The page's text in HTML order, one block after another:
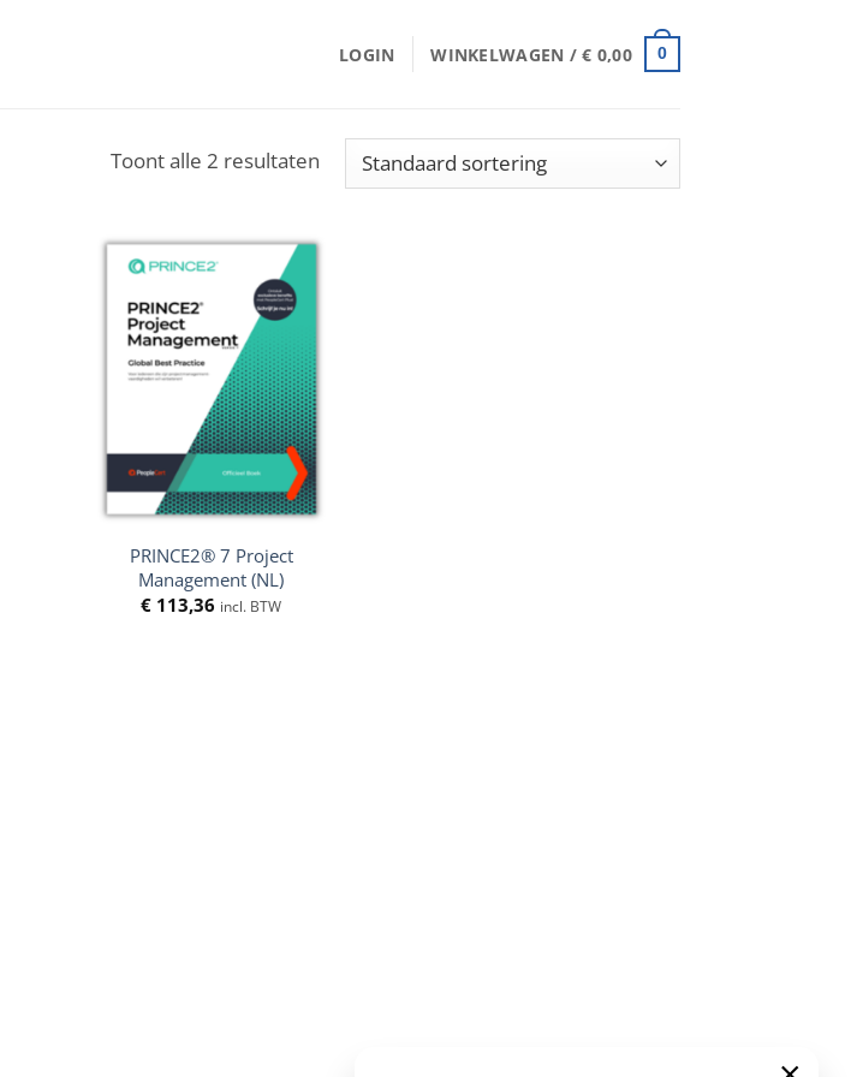
LOGIN WINKELWAGEN /€ 0,00 0
Toont alle 2 resultaten
PRINCE2® 7 Project
Management (NL)
€ 113,36 incl. BTW